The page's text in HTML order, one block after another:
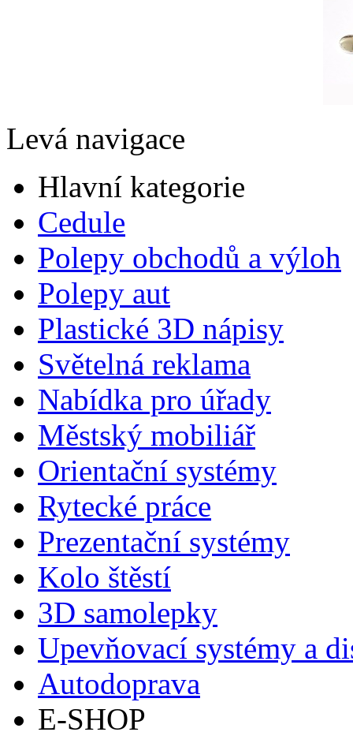
Levá navigace
Hlavní kategorie
Cedule
Polepy obchodů a výloh
Polepy aut
Plastické 3D nápisy
Světelná reklama
Nabídka pro úřady
Městský mobiliář
Orientační systémy
Rytecké práce
Prezentační systémy
Kolo štěstí
3D samolepky
Upevňovací systémy a
Autodoprava
E-SHOP